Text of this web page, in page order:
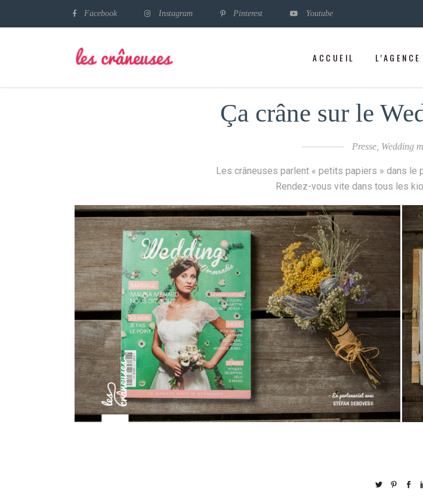
Facebook Instagram Pinterest Youtube
ACCUEIL L’AGENCE
Ça crâne sur le
Presse, Wedding
Les crâneuses parlent « petits papiers » dans le
Rendez-vous vite dans tous les